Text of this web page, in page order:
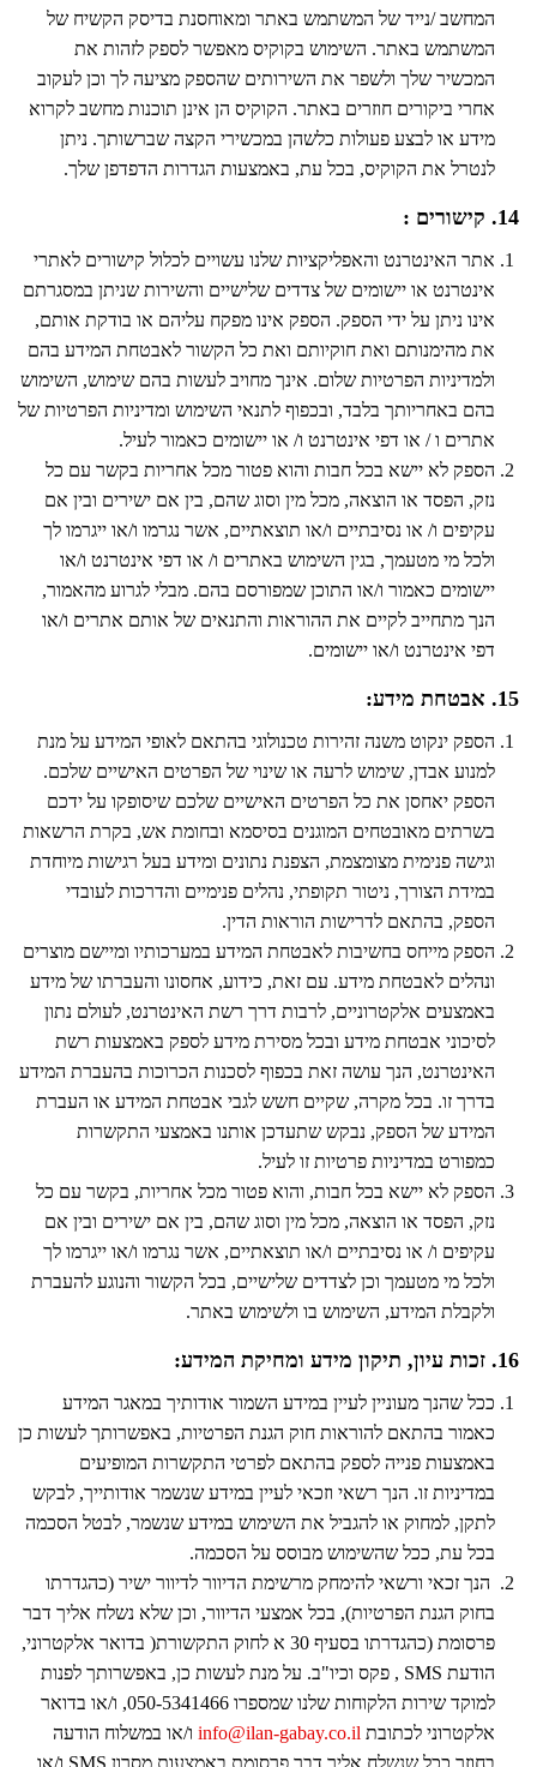
המחשב /נייד של המשתמש באתר ומאוחסנת בדיסק הקשיח של
המשתמש באתר. השימוש בקוקיס מאפשר לספק לזהות את
המכשיר שלך ולשפר את השירותים שהספק מציעה לך וכן לעקוב
אחרי ביקורים חוזרים באתר. הקוקיס הן אינן תוכנות מחשב לקרוא
מידע או לבצע פעולות כלשהן במכשירי הקצה שברשותך. ניתן
לנטרל את הקוקיס, בכל עת, באמצעות הגדרות הדפדפן שלך.
14. קישורים :
אתר האינטרנט והאפליקציות שלנו עשויים לכלול קישורים לאתרי
אינטרנט או יישומים של צדדים שלישיים והשירות שניתן במסגרתם
אינו ניתן על ידי הספק. הספק אינו מפקח עליהם או בודקת אותם,
את מהימנותם ואת חוקיותם ואת כל הקשור לאבטחת המידע בהם
ולמדיניות הפרטיות שלום. אינך מחויב לעשות בהם שימוש, השימוש
בהם באחריותך בלבד, ובכפוף לתנאי השימוש ומדיניות הפרטיות של
אתרים ו / או דפי אינטרנט ו/ או יישומים כאמור לעיל.
הספק לא יישא בכל חבות והוא פטור מכל אחריות בקשר עם כל
נזק, הפסד או הוצאה, מכל מין וסוג שהם, בין אם ישירים ובין אם
עקיפים ו/ או נסיבתיים ו/או תוצאתיים, אשר נגרמו ו/או ייגרמו לך
ולכל מי מטעמך, בגין השימוש באתרים ו/ או דפי אינטרנט ו/או
יישומים כאמור ו/או התוכן שמפורסם בהם. מבלי לגרוע מהאמור,
הנך מתחייב לקיים את ההוראות והתנאים של אותם אתרים ו/או
דפי אינטרנט ו/או יישומים.
15. אבטחת מידע:
הספק ינקוט משנה זהירות טכנולוגי בהתאם לאופי המידע על מנת
למנוע אבדן, שימוש לרעה או שינוי של הפרטים האישיים שלכם.
הספק יאחסן את כל הפרטים האישיים שלכם שיסופקו על ידכם
בשרתים מאובטחים המוגנים בסיסמא ובחומת אש, בקרת הרשאות
וגישה פנימית מצומצמת, הצפנת נתונים ומידע בעל רגישות מיוחדת
במידת הצורך, ניטור תקופתי, נהלים פנימיים והדרכות לעובדי
הספק, בהתאם לדרישות הוראות הדין.
הספק מייחס בחשיבות לאבטחת המידע במערכותיו ומיישם מוצרים
ונהלים לאבטחת מידע. עם זאת, כידוע, אחסונו והעברתו של מידע
באמצעים אלקטרוניים, לרבות דרך רשת האינטרנט, לעולם נתון
לסיכוני אבטחת מידע ובכל מסירת מידע לספק באמצעות רשת
האינטרנט, הנך עושה זאת בכפוף לסכנות הכרוכות בהעברת המידע
בדרך זו. בכל מקרה, שקיים חשש לגבי אבטחת המידע או העברת
המידע של הספק, נבקש שתעדכן אותנו באמצעי התקשרות
כמפורט במדיניות פרטיות זו לעיל.
הספק לא יישא בכל חבות, והוא פטור מכל אחריות, בקשר עם כל
נזק, הפסד או הוצאה, מכל מין וסוג שהם, בין אם ישירים ובין אם
עקיפים ו/ או נסיבתיים ו/או תוצאתיים, אשר נגרמו ו/או ייגרמו לך
ולכל מי מטעמך וכן לצדדים שלישיים, בכל הקשור והנוגע להעברת
ולקבלת המידע, השימוש בו ולשימוש באתר.
16. זכות עיון, תיקון מידע ומחיקת המידע:
ככל שהנך מעוניין לעיין במידע השמור אודותיך במאגר המידע
כאמור בהתאם להוראות חוק הגנת הפרטיות, באפשרותך לעשות כן
באמצעות פנייה לספק בהתאם לפרטי התקשרות המופיעים
במדיניות זו. הנך רשאי וזכאי לעיין במידע שנשמר אודותייך, לבקש
לתקן, למחוק או להגביל את השימוש במידע שנשמר, לבטל הסכמה
בכל עת, ככל שהשימוש מבוסס על הסכמה.
הנך זכאי ורשאי להימחק מרשימת הדיוור לדיוור ישיר (כהגדרתו
בחוק הגנת הפרטיות), בכל אמצעי הדיוור, וכן שלא נשלח אליך דבר
פרסומת (כהגדרתו בסעיף 30 א לחוק התקשורת( בדואר אלקטרוני,
הודעת SMS , פקס וכיו"ב. על מנת לעשות כן, באפשרותך לפנות
למוקד שירות הלקוחות שלנו שמספרו 050-5341466, ו/או בדואר
אלקטרוני לכתובת info@ilan-gabay.co.il ו/או במשלוח הודעה
בחוזר ככל שנשלח אליך דבר פרסומת באמצעות מסרון SMS ו/או